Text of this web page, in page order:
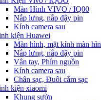
Màn Hình VIVO / IQ00
Nắp lưng, nắp đậy pin
Kính camera sau
kiện Huawei
Màn hình, mặt kính màn
Nắp lưng, nắp đậy pin
Vân tay, Phím nguồn
Kính camera sau
Chân sạc, Đuôi cắm sạc
kiện xiaomi
Khung sườn